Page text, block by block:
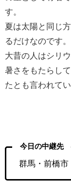
す。
夏は太陽と同じ
るだけなのです。
大昔の人はシリ
暑さをもたらし
たとも言われてい
今日の中継先
群馬・前橋